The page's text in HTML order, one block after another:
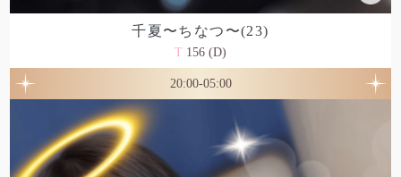
千夏〜ちなつ〜(23)
T 156 (D)
20:00-05:00